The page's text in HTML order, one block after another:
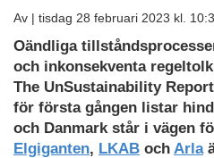
Av | tisdag 28 februari 2023 kl.
Oändliga
och inkonsekventa
The UnSustainability
för första gången listar
och Danmark står i vägen
Elgiganten, LKAB och Arla